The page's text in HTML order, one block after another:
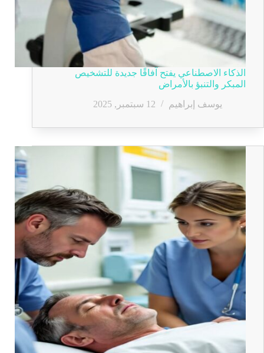
الذكاء الاصطناعي يفتح آفاقًا جديدة للتشخيص
المبكر والتنبؤ بالأمراض
يوسف إبراهيم
12 سبتمبر, 2025